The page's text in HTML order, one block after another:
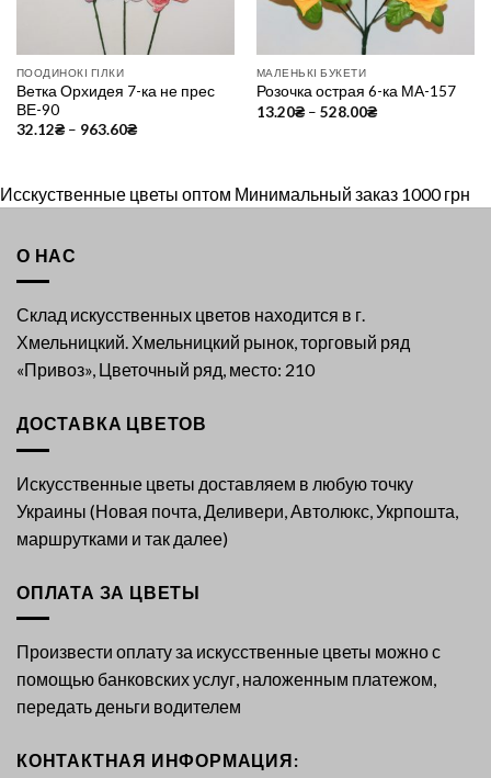
ПООДИНОКІ ГІЛКИ
Ветка Орхидея 7-ка не прес
ВЕ-90
32.12₴– 963.60₴
МАЛЕНЬКІ БУКЕТИ
Розочка острая 6-ка МА-157
13.20₴– 528.00₴
Исскуственные цветы оптом Минимальный заказ 1000 грн
О НАС
Склад искусственных цветов находится в г.
Хмельницкий. Хмельницкий рынок, торговый ряд
«Привоз», Цветочный ряд, место: 210
ДОСТАВКА ЦВЕТОВ
Искусственные цветы доставляем в любую точку
Украины (Новая почта, Деливери, Автолюкс, Укрпошта,
маршрутками и так далее)
ОПЛАТА ЗА ЦВЕТЫ
Произвести оплату за искусственные цветы можно с
помощью банковских услуг, наложенным платежом,
передать деньги водителем
КОНТАКТНАЯ ИНФОРМАЦИЯ: